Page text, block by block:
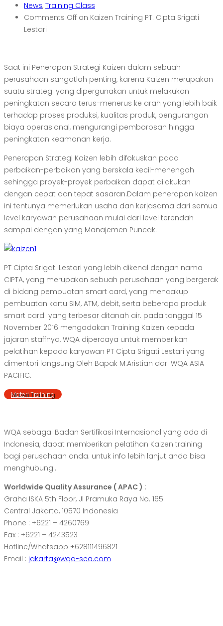
News, Training Class
Comments Off on Kaizen Training PT. Cipta Srigati
Lestari
Saat ini Penerapan Strategi Kaizen dalam sebuah
perusahaan sangatlah penting, karena Kaizen merupakan
suatu strategi yang dipergunakan untuk melakukan
peningkatan secara terus-menerus ke arah yang lebih baik
terhadap proses produksi, kualitas produk, pengurangan
biaya operasional, mengurangi pemborosan hingga
peningkatan keamanan kerja.
Penerapan Strategi Kaizen lebih difokuskan pada
perbaikan-perbaikan yang berskala kecil-menengah
sehingga proyek-proyek perbaikan dapat dilakukan
dengan cepat dan tepat sasaran.Dalam penerapan kaizen
ini tentunya memerlukan usaha dan kerjasama dari semua
level karyawan perusahaan mulai dari level terendah
sampai dengan yang Manajemen Puncak.
PT Cipta Srigati Lestari yang lebih dikenal dengan nama
CIPTA, yang merupakan sebuah perusahaan yang bergerak
di bidang pembuatan smart card, yang mencakup
pembuatan kartu SIM, ATM, debit, serta beberapa produk
smart card yang terbesar ditanah air. pada tanggal 15
November 2016 mengadakan Training Kaizen kepada
jajaran staffnya, WQA dipercaya untuk memberikan
pelatihan kepada karyawan PT Cipta Srigati Lestari yang
dimentori langsung Oleh Bapak M.Aristian dari WQA ASIA
PACIFIC.
Materi Training
WQA sebagai Badan Sertifikasi Internasional yang ada di
Indonesia, dapat memberikan pelatihan Kaizen training
bagi perusahaan anda. untuk info lebih lanjut anda bisa
menghubungi.
Worldwide Quality Assurance ( APAC ) :
Graha ISKA 5th Floor, Jl Pramuka Raya No. 165
Central Jakarta, 10570 Indonesia
Phone : +6221 – 4260769
Fax : +6221 – 4243523
Hotline/Whatsapp +628111496821
Email : jakarta@wqa-sea.com